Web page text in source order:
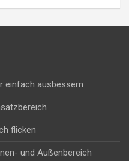
einfach ausbessern
flicken
und Außenbereich